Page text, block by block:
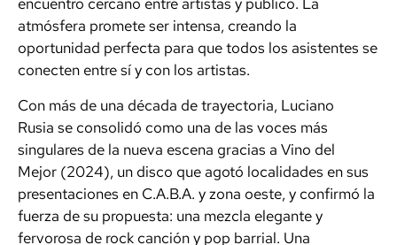
encuentro cercano entre artistas y público. La
atmósfera promete ser intensa, creando la
oportunidad perfecta para que todos los asistentes se
conecten entre sí y con los artistas.
Con más de una década de trayectoria, Luciano
Rusia se consolidó como una de las voces más
singulares de la nueva escena gracias a Vino del
Mejor (2024), un disco que agotó localidades en sus
presentaciones en C.A.B.A. y zona oeste, y confirmó la
fuerza de su propuesta: una mezcla elegante y
fervorosa de rock canción y pop barrial. Una